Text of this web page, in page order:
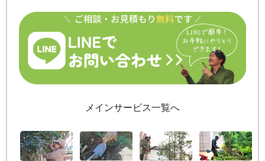
メインサービス一覧へ